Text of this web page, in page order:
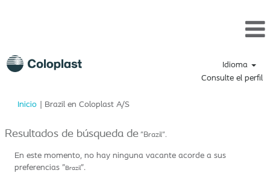
Idioma
Consulte el perfil
Inicio | Brazil en Coloplast A/S(página
Resultados de búsqueda de "Brazil".
En este momento, no hay ninguna vacante acorde a sus
preferencias "Brazil".